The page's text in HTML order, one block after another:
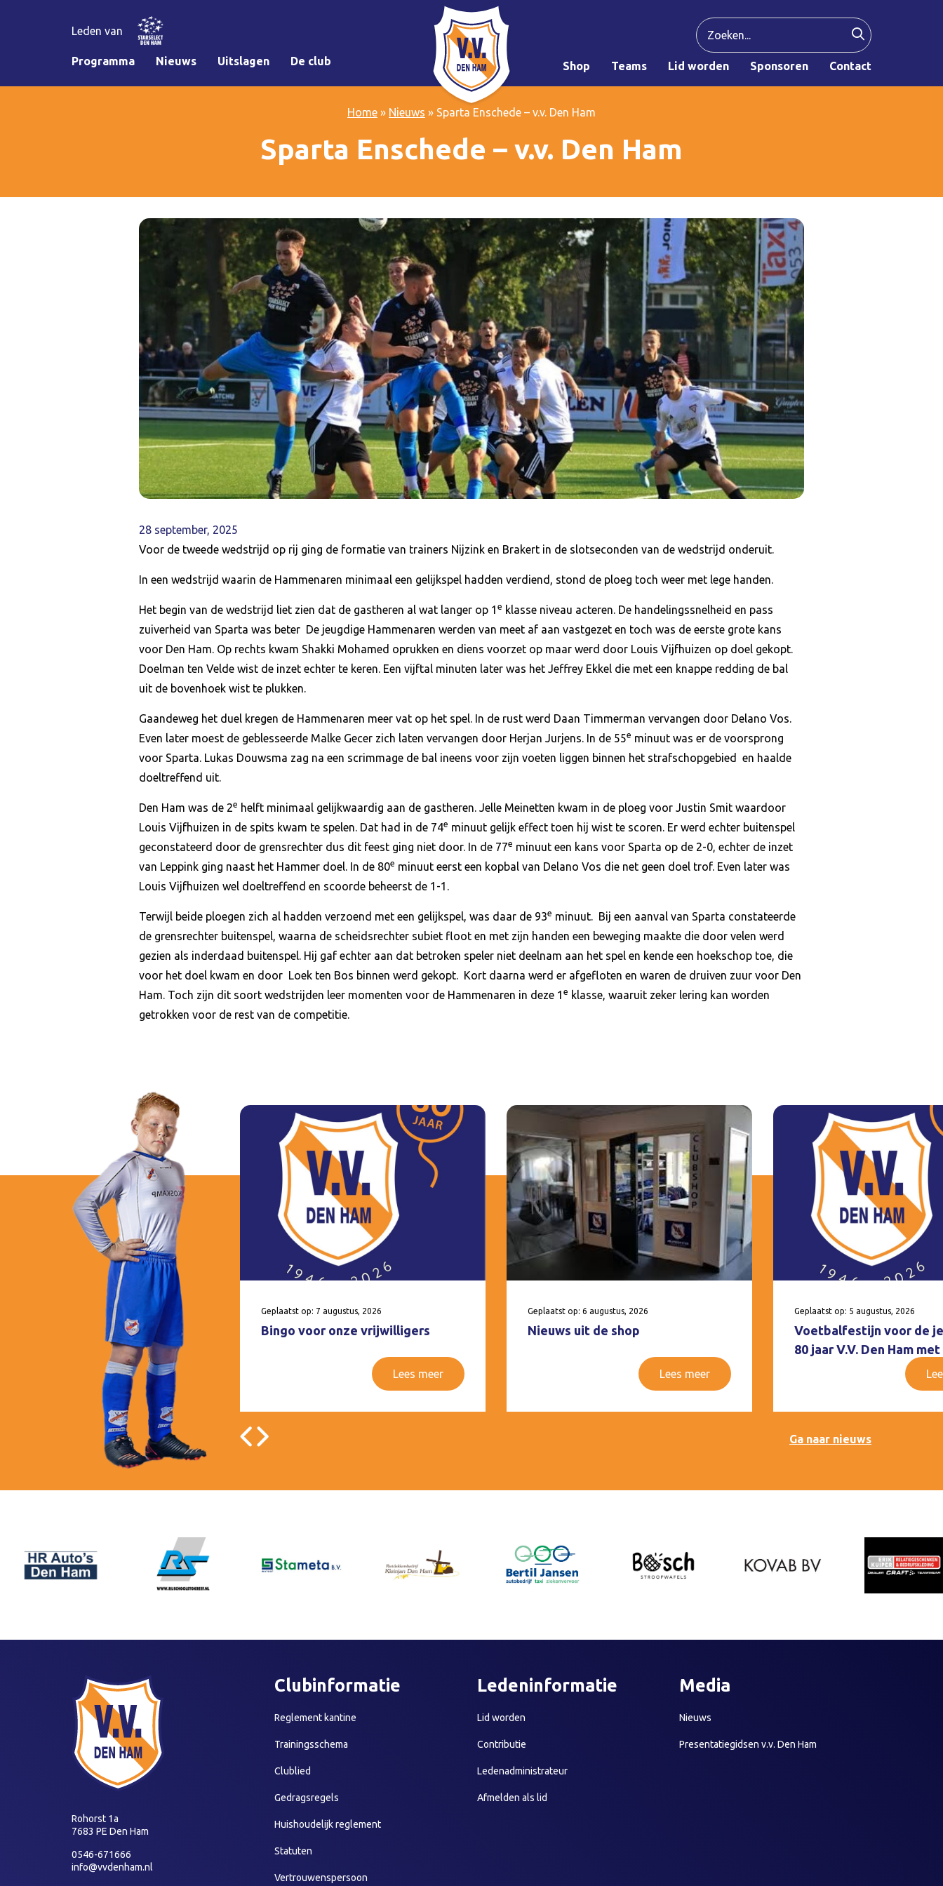
Leden van
Programma Nieuws Uitslagen De club Shop Teams Lid worden Sponsoren Contact
Home » Nieuws » Sparta Enschede – v.v. Den Ham
Sparta Enschede – v.v. Den Ham
28 september, 2025
Voor de tweede wedstrijd op rij ging de formatie van trainers Nijzink en Brakert in de slotseconden van de wedstrijd onderuit.
In een wedstrijd waarin de Hammenaren minimaal een gelijkspel hadden verdiend, stond de ploeg toch weer met lege handen.
Het begin van de wedstrijd liet zien dat de gastheren al wat langer op 1e klasse niveau acteren. De handelingssnelheid en pass
zuiverheid van Sparta was beter De jeugdige Hammenaren werden van meet af aan vastgezet en toch was de eerste grote kans
voor Den Ham. Op rechts kwam Shakki Mohamed oprukken en diens voorzet op maar werd door Louis Vijfhuizen op doel gekopt.
Doelman ten Velde wist de inzet echter te keren. Een vijftal minuten later was het Jeffrey Ekkel die met een knappe redding de bal
uit de bovenhoek wist te plukken.
Gaandeweg het duel kregen de Hammenaren meer vat op het spel. In de rust werd Daan Timmerman vervangen door Delano Vos.
Even later moest de geblesseerde Malke Gecer zich laten vervangen door Herjan Jurjens. In de 55e minuut was er de voorsprong
voor Sparta. Lukas Douwsma zag na een scrimmage de bal ineens voor zijn voeten liggen binnen het strafschopgebied en haalde
doeltreffend uit.
Den Ham was de 2e helft minimaal gelijkwaardig aan de gastheren. Jelle Meinetten kwam in de ploeg voor Justin Smit waardoor
Louis Vijfhuizen in de spits kwam te spelen. Dat had in de 74e minuut gelijk effect toen hij wist te scoren. Er werd echter buitenspel
geconstateerd door de grensrechter dus dit feest ging niet door. In de 77e minuut een kans voor Sparta op de 2-0, echter de inzet
van Leppink ging naast het Hammer doel. In de 80e minuut eerst een kopbal van Delano Vos die net geen doel trof. Even later was
Louis Vijfhuizen wel doeltreffend en scoorde beheerst de 1-1.
Terwijl beide ploegen zich al hadden verzoend met een gelijkspel, was daar de 93e minuut. Bij een aanval van Sparta constateerde
de grensrechter buitenspel, waarna de scheidsrechter subiet floot en met zijn handen een beweging maakte die door velen werd
gezien als inderdaad buitenspel. Hij gaf echter aan dat betroken speler niet deelnam aan het spel en kende een hoekschop toe, die
voor het doel kwam en door Loek ten Bos binnen werd gekopt. Kort daarna werd er afgefloten en waren de druiven zuur voor Den
Ham. Toch zijn dit soort wedstrijden leer momenten voor de Hammenaren in deze 1e klasse, waaruit zeker lering kan worden
getrokken voor de rest van de competitie.
Geplaatst op: 7 augustus, 2026
Bingo voor onze vrijwilligers
Lees meer
Geplaatst op: 6 augustus, 2026
Nieuws uit de shop
Lees meer
Geplaatst op: 5 augustus, 2026
Voetbalfestijn voor de
80 jaar V.V. Den Ham
Ga naar nieuws
Rohorst 1a
7683 PE Den Ham
0546-671666
info@vvdenham.nl
Clubinformatie
Reglement kantine
Trainingsschema
Clublied
Gedragsregels
Huishoudelijk reglement
Statuten
Vertrouwenspersoon
Ledeninformatie
Lid worden
Contributie
Ledenadministrateur
Afmelden als lid
Media
Nieuws
Presentatiegidsen v.v. Den Ham